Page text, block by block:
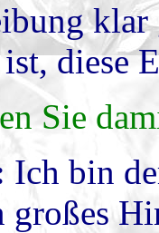
diese
Sie
Ich bin